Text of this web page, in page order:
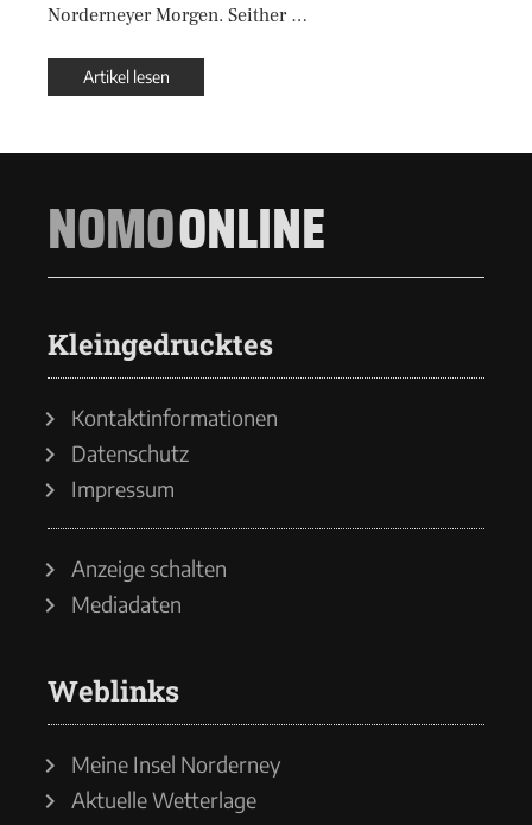
Norderneyer Morgen. Seither …
Artikel lesen
NOMOONLINE
Kleingedrucktes
Kontaktinformationen
Datenschutz
Impressum
Anzeige schalten
Mediadaten
Weblinks
Meine Insel Norderney
Aktuelle Wetterlage